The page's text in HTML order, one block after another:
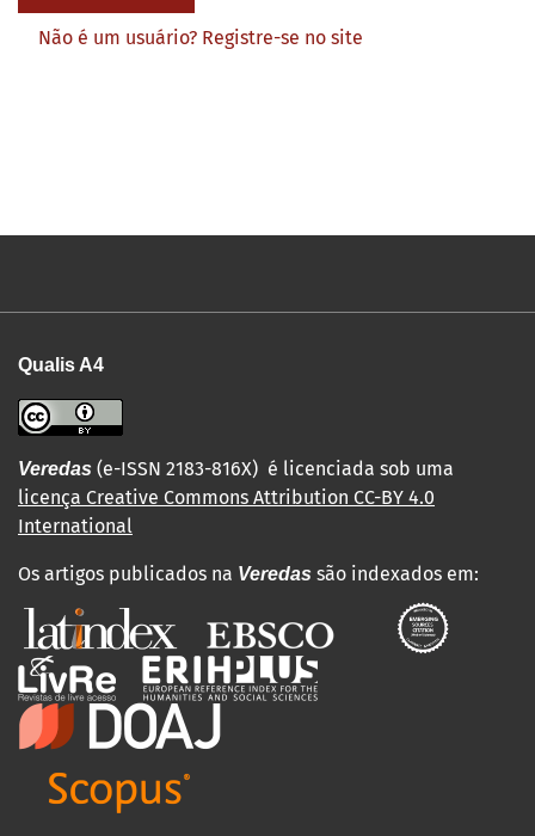
Não é um usuário? Registre-se no site
Qualis A4
Veredas (e-ISSN 2183-816X) é licenciada sob uma
licença Creative Commons Attribution CC-BY 4.0
International
Os artigos publicados na Veredas são indexados em: